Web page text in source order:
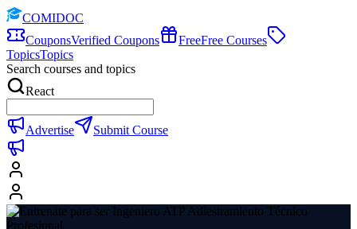
COMIDOC
CouponsVerified Coupons FreeFree Courses
TopicsTopics
Search courses and topics
React
Advertise Submit Course